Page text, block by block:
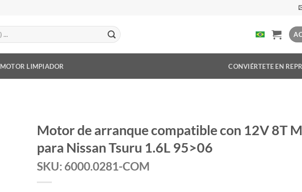
MOTOR LIMPIADOR CONVIÉRTETE EN
Motor de arranque compatible con 12V 8T
para Nissan Tsuru 1.6L 95>06
SKU: 6000.0281-COM